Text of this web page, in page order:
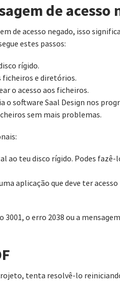
de acesso
de acesso negado, isso
estes passos:
rígido.
ficheiros e diretórios.
o acesso aos ficheiros.
o software Saal Design nos
sem mais problemas.
teu disco rígido. Podes fazê-
aplicação que deve ter
o erro 2038 ou a
tenta resolvê-lo